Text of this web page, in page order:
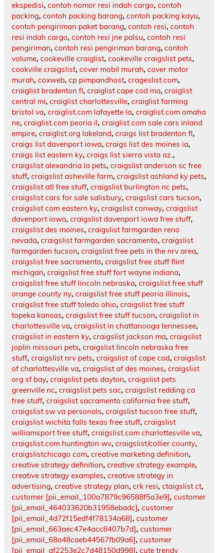
ekspedisi, contoh nomor resi indah cargo, contoh
packing, contoh packing barang, contoh packing kayu,
contoh pengiriman paket barang, contoh resi, contoh
resi indah cargo, contoh resi jne palsu, contoh resi
pengiriman, contoh resi pengiriman barang, contoh
volume, cookeville craiglist, cookeville craigslist pets,
cookville craigslist, cover mobil murah, cover motor
murah, coxweb, cp pimpandhost, crageslist.com,
craiglist bradenton fl, craiglist cape cod ma, craiglist
central mi, craiglist charlottesville, craiglist farming
bristol va, craiglist.com lafayette la, craiglist.com omaha
ne, craiglist.com peoria il, craiglist.com sale cars inland
empire, craiglist.org lakeland, craigs list bradenton fl,
craigs list davenport iowa, craigs list des moines ia,
craigs list eastern ky, craigs list sierra vista az.,
craigslist alexandria la pets, craigslist anderson sc free
stuff, craigslist asheville farm, craigslist ashland ky pets,
craigslist atl free stuff, craigslist burlington nc pets,
craigslist cars for sale salisbury, craigslist cars tucson,
craigslist com eastern ky, craigslist conway, craigslist
davenport iowa, craigslist davenport iowa free stuff,
craigslist des moines, craigslist farmgarden reno
nevada, craigslist farmgarden sacramento, craigslist
farmgarden tucson, craigslist free pets in the nrv area,
craigslist free sacramento, craigslist free stuff flint
michigan, craigslist free stuff fort wayne indiana,
craigslist free stuff lincoln nebraska, craigslist free stuff
orange county ny, craigslist free stuff peoria illinois,
craigslist free stuff toledo ohio, craigslist free stuff
topeka kansas, craigslist free stuff tucson, craigslist in
charlottesville va, craigslist in chattanooga tennessee,
craigslist in eastern ky, craigslist jackson ma, craigslist
joplin missouri pets, craigslist lincoln nebraska free
stuff, craigslist nrv pets, craigslist of cape cod, craigslist
of charlottesville va, craigslist of des moines, craigslist
org sf bay, craigslist pets dayton, craigslist pets
greenville nc, craigslist pets sac, craigslist redding ca
free stuff, craigslist sacramento california free stuff,
craigslist sw va personals, craigslist tucson free stuff,
craigslist wichita falls texas free stuff, craigslist
williamsport free stuff, craigslist.com charlottesville va,
craigslist.com huntington wv, craigslist/collier county,
craigslistchicago com, creative marketing definition,
creative strategy definition, creative strategy example,
creative strategy examples, creative strategy in
advertising, creative strategy plan, crk resi, ctaigslist ct,
customer [pii_email_100a7879c96588f5a3e9], customer
[pii_email_464033620b31958ebadc], customer
[pii_email_4d72f15edf4f78134a68], customer
[pii_email_663aec47e4acc8407b7d], customer
[pii_email_68a48caeb44567fb09a6], customer
[pii_email_af2253e2c7d48150d998], cute trendy